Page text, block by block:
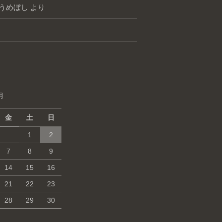
うめぼし より
金 土 日
1 2
7 8 9
14 15 16
21 22 23
28 29 30